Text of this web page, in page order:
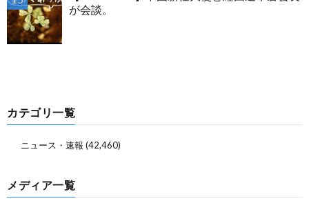
が会談。
カテゴリ一覧
ニュース・速報 (42,460)
メディア一覧